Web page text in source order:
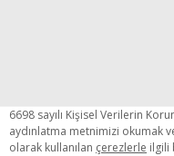
6698 sayılı Kişisel Verilerin
aydınlatma metnimizi okumak
olarak kullanılan çerezlerle ilgili